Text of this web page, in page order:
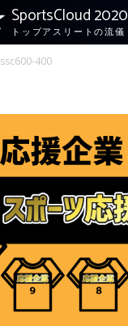
SportsCloud 2020
トップアスリートの流儀
ssc600-400